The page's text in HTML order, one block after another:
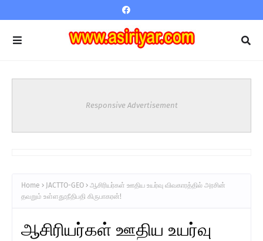
Responsive Advertisement
Home JACTTO-GEO
ஆசிரியர்கள் ஊதிய உயர்வு விவகாரத்தில் அரசின்
தவறும் உள்ளது:நீதிபதி கிருபாகரன்!
ஆசிரியர்கள் ஊதிய உயர்வு